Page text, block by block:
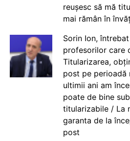
reușesc să mă
mai rămân în
Sorin Ion,
profesorilor care
Titularizarea,
post pe perioadă
ultimii ani am
poate de bine
titularizabile / La
garanta de la
post